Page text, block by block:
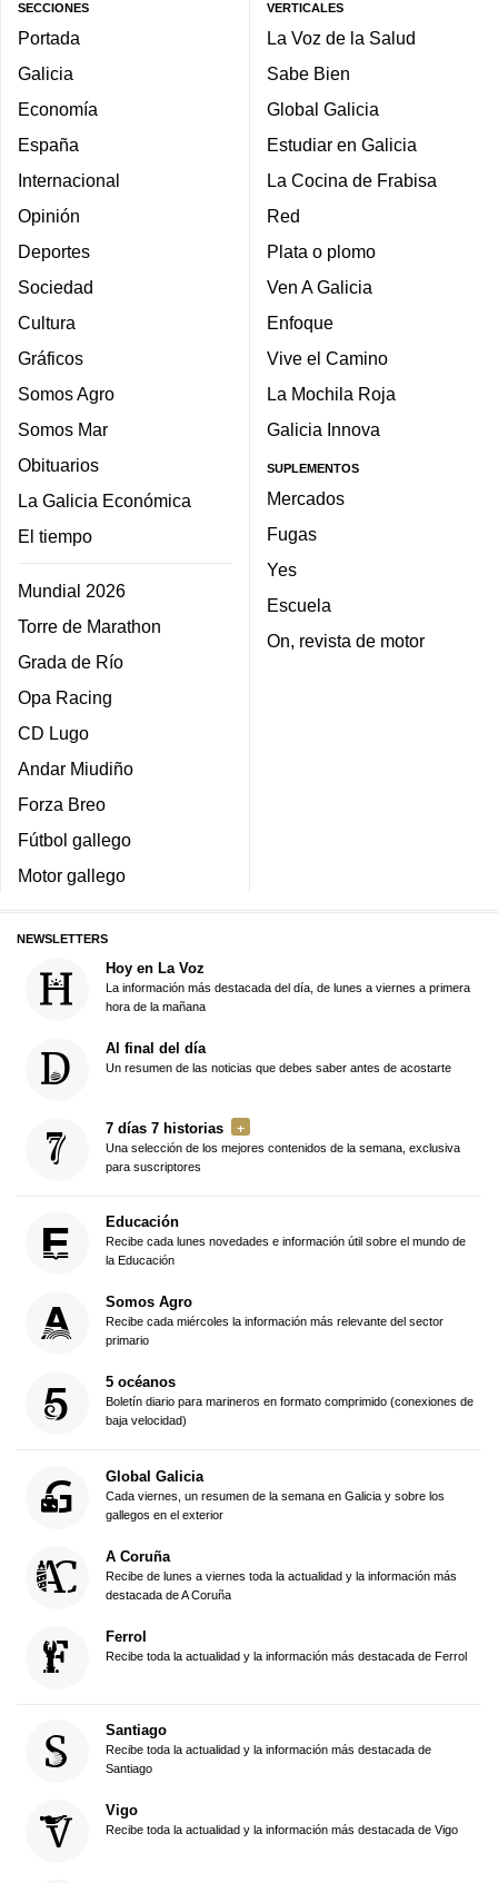
SECCIONES
Portada
Galicia
Economía
España
Internacional
Opinión
Deportes
Sociedad
Cultura
Gráficos
Somos Agro
Somos Mar
Obituarios
La Galicia Económica
El tiempo
Mundial 2026
Torre de Marathon
Grada de Río
Opa Racing
CD Lugo
Andar Miudiño
Forza Breo
Fútbol gallego
Motor gallego
VERTICALES
La Voz de la Salud
Sabe Bien
Global Galicia
Estudiar en Galicia
La Cocina de Frabisa
Red
Plata o plomo
Ven A Galicia
Enfoque
Vive el Camino
La Mochila Roja
Galicia Innova
SUPLEMENTOS
Mercados
Fugas
Yes
Escuela
On, revista de motor
NEWSLETTERS
Hoy en La Voz
La información más destacada del día, de lunes a viernes a primera
hora de la mañana
Al final del día
Un resumen de las noticias que debes saber antes de acostarte
7 días 7 historias
Una selección de los mejores contenidos de la semana, exclusiva
para suscriptores
Educación
Recibe cada lunes novedades e información útil sobre el mundo de
la Educación
Somos Agro
Recibe cada miércoles la información más relevante del sector
primario
5 océanos
Boletín diario para marineros en formato comprimido (conexiones de
baja velocidad)
Global Galicia
Cada viernes, un resumen de la semana en Galicia y sobre los
gallegos en el exterior
A Coruña
Recibe de lunes a viernes toda la actualidad y la información más
destacada de A Coruña
Ferrol
Recibe toda la actualidad y la información más destacada de Ferrol
Santiago
Recibe toda la actualidad y la información más destacada de
Santiago
Vigo
Recibe toda la actualidad y la información más destacada de Vigo